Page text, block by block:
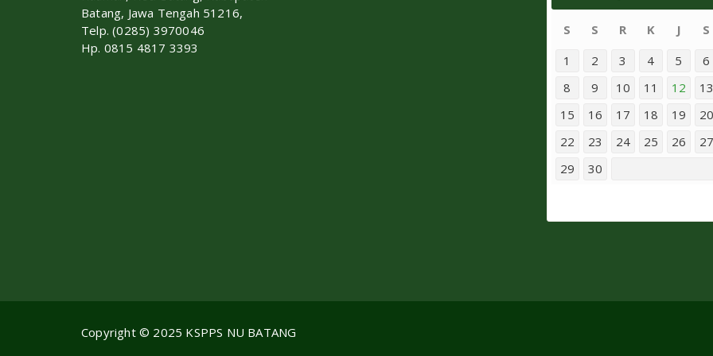
Batang, Jawa Tengah 51216,
Telp. (0285) 3970046
Hp. 0815 4817 3393
S S R K J S
1
2 3 4 5 6
8
9 10 11 12 13
15
16 17 18 19 20
22
23 24 25 26 27
29
30
Copyright © 2025 KSPPS NU BATANG